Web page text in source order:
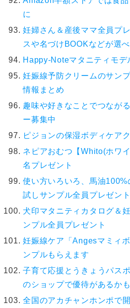
に
妊婦さん＆産後ママ全員プ
スや名づけBOOKなどが選
Happy-Noteマタニティモデ
妊娠線予防クリームのサン
情報まとめ
趣味や好きなことでつなが
ー募集中
ピジョンの保湿ボディケア
ネピアおむつ【Whito(ホワ
名プレゼント
使い方いろいろ、馬油
試しサンプル全員プレゼント
犬印マタニティカタログ＆
ンプル全員プレゼント
妊娠線ケア「Angesマミィ
ンプルもらえます
子育て応援とうきょうパス
のショップで優待があるかも
全国のアカチャンホンポで